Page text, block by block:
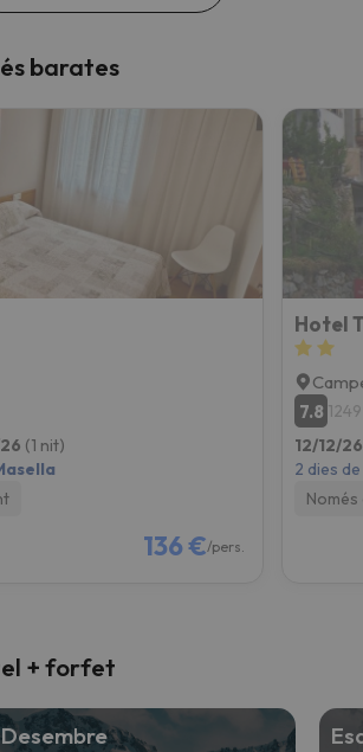
barates
(1 nit)
136 €/pers.
Hotel
7.8
12/12/
2 dies
+ forfet